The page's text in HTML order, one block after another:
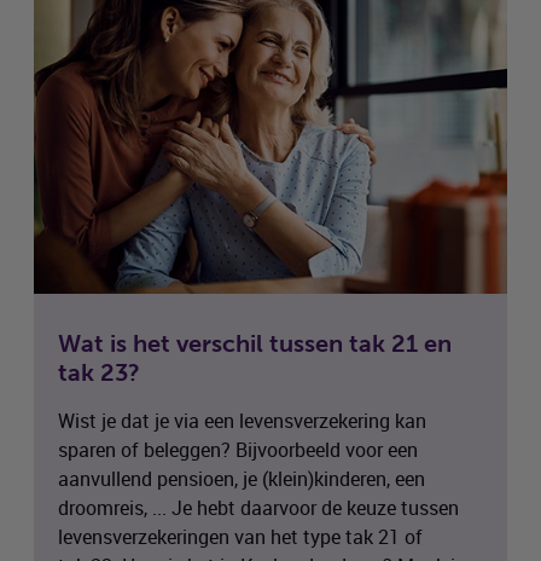
Wat is het verschil tussen tak 21 en
tak 23?
Wist je dat je via een levensverzekering kan
sparen of beleggen? Bijvoorbeeld voor een
aanvullend pensioen, je (klein)kinderen, een
droomreis, ... Je hebt daarvoor de keuze tussen
levensverzekeringen van het type tak 21 of